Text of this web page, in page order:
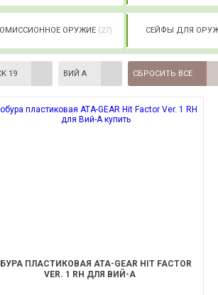
ОРУЖИЕ (27) СЕЙФЫ ДЛЯ
19 ВИЙ А СБРОСИТЬ ВСЕ
ПЛАСТИКОВАЯ ATA-GEAR HIT FACTOR
VER. 1 RH ДЛЯ ВИЙ-А